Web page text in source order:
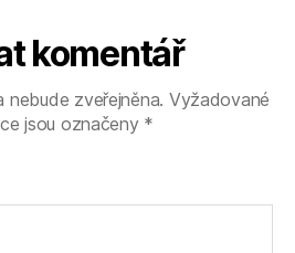
komentář
nebude zveřejněna. Vyžadované
jsou označeny *